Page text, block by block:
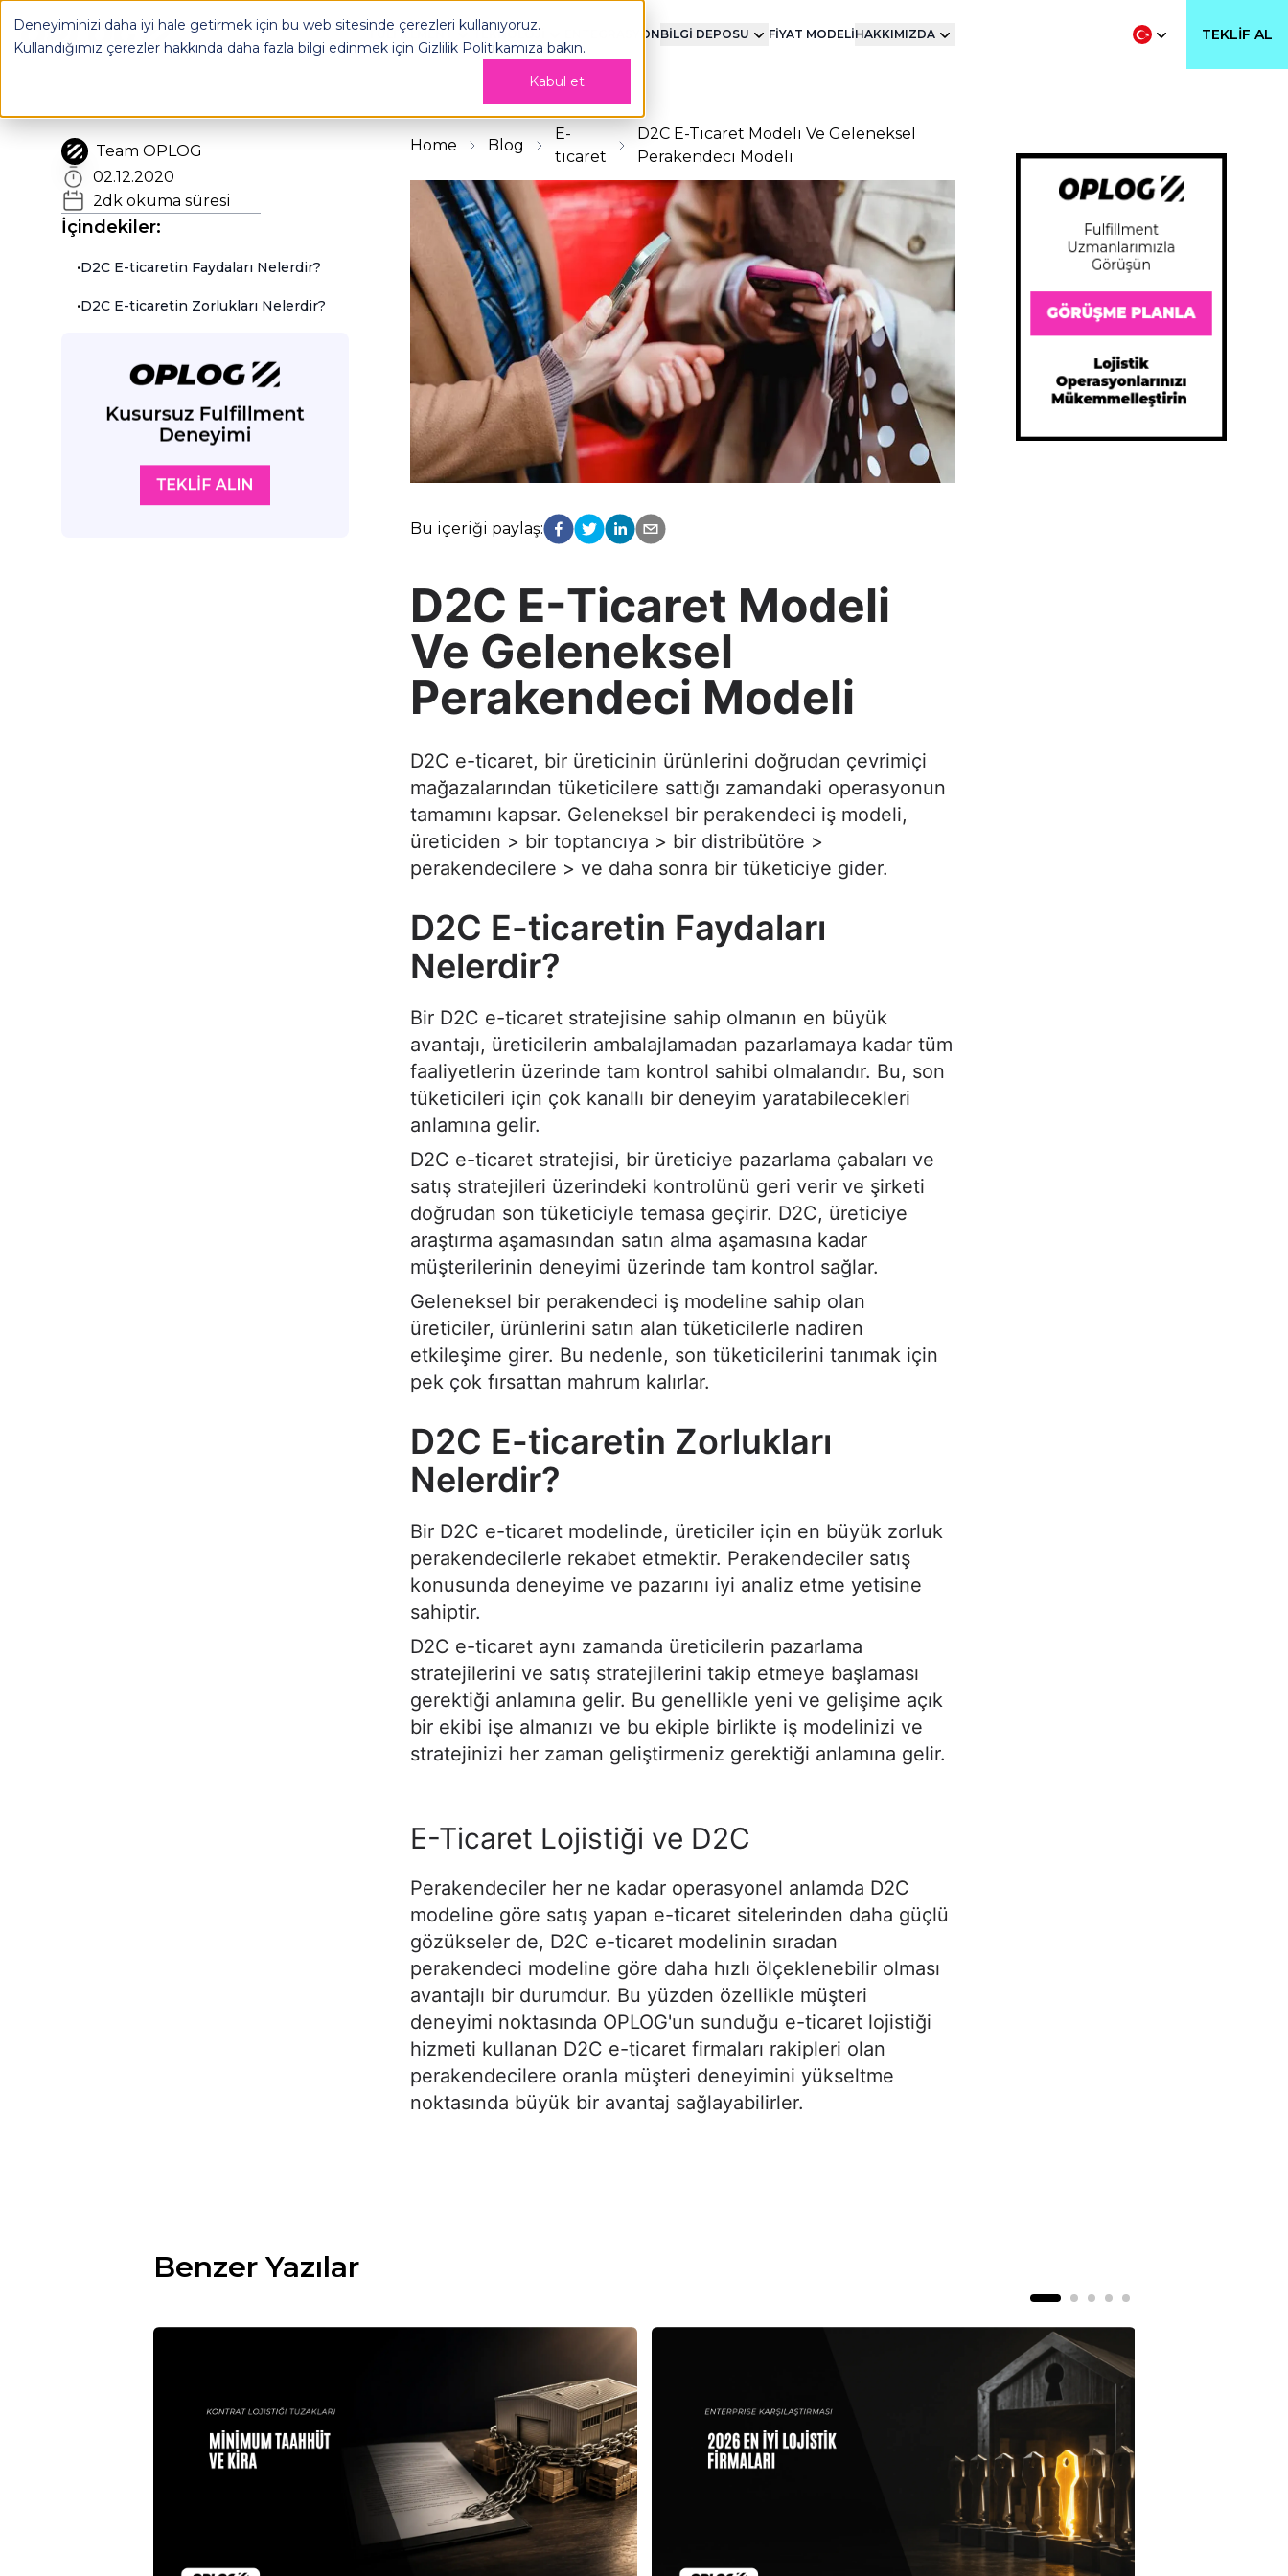
Deneyiminizi daha iyi hale getirmek için bu web sitesinde çerezleri kullanıyoruz.
Kullandığımız çerezler hakkında daha fazla bilgi edinmek için Gizlilik Politikamıza bakın.
Kabul et
OPLOG FULFILLMENT TEKNOLOJİ ENTEGRASYONBİLGİ DEPOSU FİYAT MODELİHAKKIMIZDA TEKLIF AL
Home Blog
E-
ticaret
D2C E-Ticaret Modeli Ve Geleneksel
Perakendeci Modeli
Bu içeriği paylaş:
D2C E-Ticaret Modeli
Ve Geleneksel
Perakendeci Modeli
D2C e-ticaret, bir üreticinin ürünlerini doğrudan çevrimiçi
mağazalarından tüketicilere sattığı zamandaki operasyonun
tamamını kapsar. Geleneksel bir perakendeci iş modeli,
üreticiden > bir toptancıya > bir distribütöre >
perakendecilere > ve daha sonra bir tüketiciye gider.
D2C E-ticaretin Faydaları
Nelerdir?
Bir D2C e-ticaret stratejisine sahip olmanın en büyük
avantajı, üreticilerin ambalajlamadan pazarlamaya kadar tüm
faaliyetlerin üzerinde tam kontrol sahibi olmalarıdır. Bu, son
tüketicileri için çok kanallı bir deneyim yaratabilecekleri
anlamına gelir.
D2C e-ticaret stratejisi, bir üreticiye pazarlama çabaları ve
satış stratejileri üzerindeki kontrolünü geri verir ve şirketi
doğrudan son tüketiciyle temasa geçirir. D2C, üreticiye
araştırma aşamasından satın alma aşamasına kadar
müşterilerinin deneyimi üzerinde tam kontrol sağlar.
Geleneksel bir perakendeci iş modeline sahip olan
üreticiler, ürünlerini satın alan tüketicilerle nadiren
etkileşime girer. Bu nedenle, son tüketicilerini tanımak için
pek çok fırsattan mahrum kalırlar.
D2C E-ticaretin Zorlukları
Nelerdir?
Bir D2C e-ticaret modelinde, üreticiler için en büyük zorluk
perakendecilerle rekabet etmektir. Perakendeciler satış
konusunda deneyime ve pazarını iyi analiz etme yetisine
sahiptir.
D2C e-ticaret aynı zamanda üreticilerin pazarlama
stratejilerini ve satış stratejilerini takip etmeye başlaması
gerektiği anlamına gelir. Bu genellikle yeni ve gelişime açık
bir ekibi işe almanızı ve bu ekiple birlikte iş modelinizi ve
stratejinizi her zaman geliştirmeniz gerektiği anlamına gelir.
E-Ticaret Lojistiği ve D2C
Perakendeciler her ne kadar operasyonel anlamda D2C
modeline göre satış yapan e-ticaret sitelerinden daha güçlü
gözükseler de, D2C e-ticaret modelinin sıradan
perakendeci modeline göre daha hızlı ölçeklenebilir olması
avantajlı bir durumdur. Bu yüzden özellikle müşteri
deneyimi noktasında OPLOG'un sunduğu e-ticaret lojistiği
hizmeti kullanan D2C e-ticaret firmaları rakipleri olan
perakendecilere oranla müşteri deneyimini yükseltme
noktasında büyük bir avantaj sağlayabilirler.
Team OPLOG
02.12.2020
2dk okuma süresi
İçindekiler:
•D2C E-ticaretin Faydaları Nelerdir?
•D2C E-ticaretin Zorlukları Nelerdir?
Benzer Yazılar